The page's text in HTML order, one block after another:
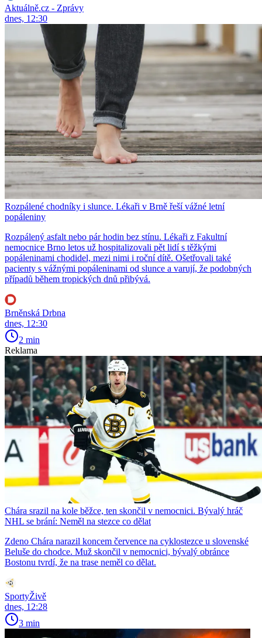
Aktuálně.cz - Zprávy
dnes, 12:30
Rozpálené chodníky i slunce. Lékaři v Brně řeší vážné letní
popáleniny
Rozpálený asfalt nebo pár hodin bez stínu. Lékaři z Fakultní
nemocnice Brno letos už hospitalizovali pět lidí s těžkými
popáleninami chodidel, mezi nimi i roční dítě. Ošetřovali také
pacienty s vážnými popáleninami od slunce a varují, že podobných
případů během tropických dnů přibývá.
Brněnská Drbna
dnes, 12:30
2 min
Reklama
Chára srazil na kole běžce, ten skončil v nemocnici. Bývalý hráč
NHL se brání: Neměl na stezce co dělat
Zdeno Chára narazil koncem července na cyklostezce u slovenské
Beluše do chodce. Muž skončil v nemocnici, bývalý obránce
Bostonu tvrdí, že na trase neměl co dělat.
SportyŽivě
dnes, 12:28
3 min